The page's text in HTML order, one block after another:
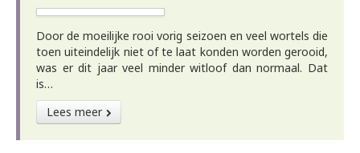
Door de moeilijke rooi vorig seizoen en veel wortels die
toen uiteindelijk niet of te laat konden worden gerooid,
was er dit jaar veel minder witloof dan normaal. Dat
is…
Lees meer